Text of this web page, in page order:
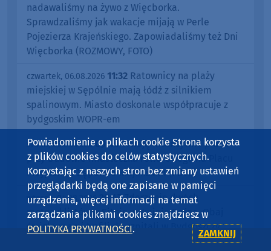
nadawaliśmy na żywo z Więcborka.
Sprawdzaliśmy jak wakacje mijają w Perle
Pojezierza Krajeńskiego. Zapowiadaliśmy też Dni
Więcborka (ROZMOWY, FOTO)
czwartek, 06.08.2026 11:32 Ratownicy na plaży
miejskiej w Sępólnie mają łódź z silnikiem
spalinowym. Miasto doskonale współpracuje z
bydgoskim WOPR-em
środa, 05.08.2026 09:46Trwają intensywne prace
przy budowie miasteczka rowerowego na Placu
Przyjaźni w Sępólnie Krajeńskim (FOTO)
wtorek, 04.08.2026 20:47Zderzenie dwóch
motocyklistów w Sitnie w gminie Sośno. Obaj
śmigłowcami trafili do szpitali w Bydgoszczy
Powiadomienie o plikach cookie Strona korzysta
z plików cookies do celów statystycznych.
Korzystając z naszych stron bez zmiany ustawień
przeglądarki będą one zapisane w pamięci
urządzenia, więcej informacji na temat
zarządzania plikami cookies znajdziesz w
POLITYKA PRYWATNOŚCI. ZAMKNIJ